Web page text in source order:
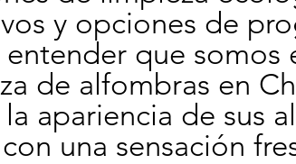
y opciones de
que somos
de alfombras en
apariencia de sus
una sensación